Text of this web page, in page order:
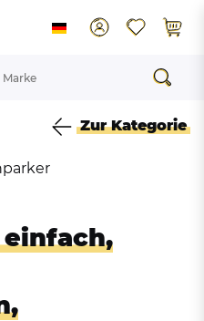
Zur Kategorie